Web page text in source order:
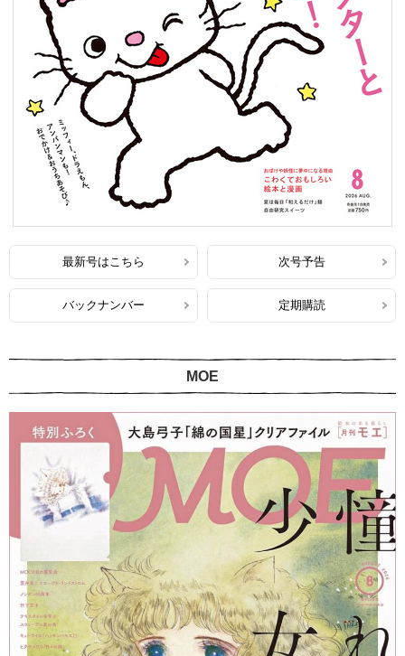
最新号はこちら 次号予告
バックナンバー 定期購読
MOE